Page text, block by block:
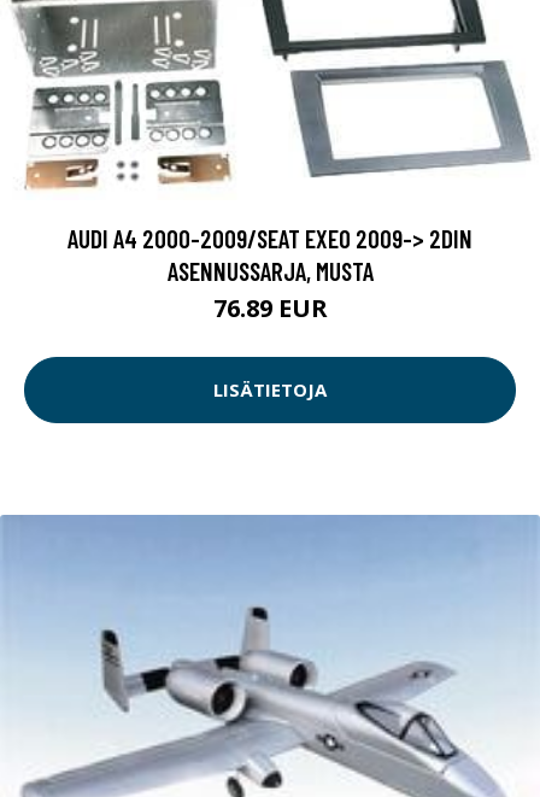
AUDI A4 2000-2009/SEAT EXEO 2009-> 2DIN
ASENNUSSARJA, MUSTA
76.89 EUR
LISÄTIETOJA